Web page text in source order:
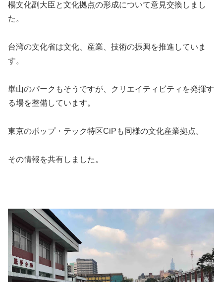
楊文化副大臣と文化拠点の形成について意見交換しまし
た。
台湾の文化省は文化、産業、技術の振興を推進していま
す。
崋山のパークもそうですが、クリエイティビティを発揮す
る場を整備しています。
東京のポップ・テック特区CiPも同様の文化産業拠点。
その情報を共有しました。